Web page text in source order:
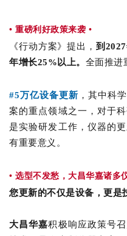
• 重磅利好政策来袭 •
《行动方案》提出，到
年增长25%以上。 全面推进
#5万亿设备更新 ，其中科
案的重点领域之一，对于
是实验研发工作，仪器的
有重要意义。
• 选型不发愁，大昌华嘉诸多
您更新的不仅是设备，更是
大昌华嘉积极响应政策号